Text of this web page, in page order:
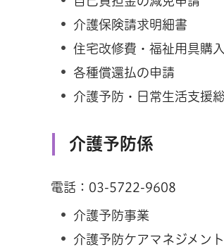
介護保険請求明細書
住宅改修費・福祉用具購
各種償還払の申請
介護予防・日常生活支援
介護予防係
電話：03-5722-9608
介護予防事業
介護予防ケアマネジメント